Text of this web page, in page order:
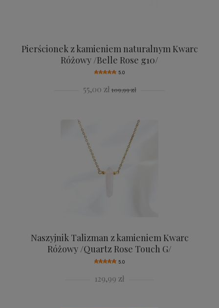
Pierścionek z kamieniem naturalnym Kwarc
Różowy /Belle Rose g10/
5.0
55,00 zł 109,99 zł
Naszyjnik Talizman z kamieniem Kwarc
Różowy /Quartz Rose Touch G/
5.0
129,99 zł